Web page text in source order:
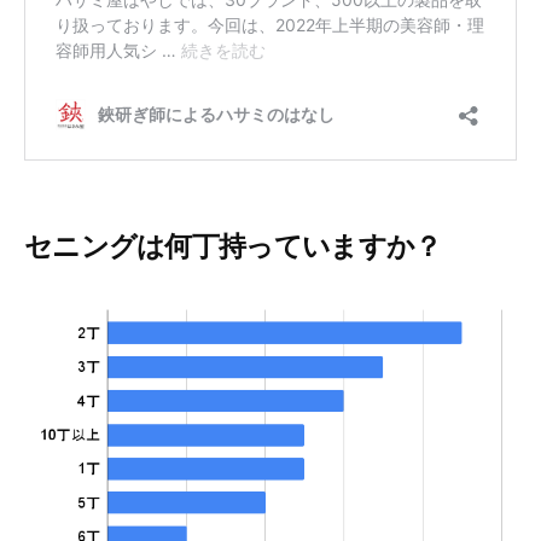
セニングは何丁持っていますか？